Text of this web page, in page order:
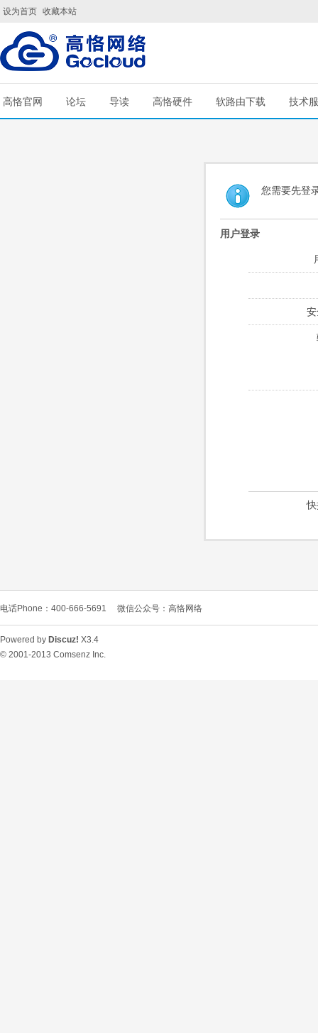
设为首页 收藏本站
高恪官网 论坛 导读 高恪硬件 软路由下载 技术
您需要先登
用户登录
电话Phone：400-666-5691 微信公众号：高恪网络
Powered by Discuz! X3.4
© 2001-2013 Comsenz Inc.